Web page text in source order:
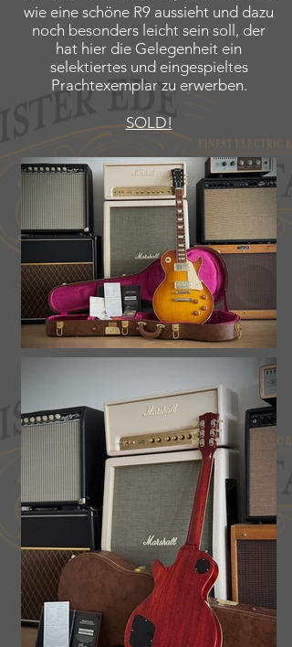
wie eine schöne R9 aussieht und dazu
noch besonders leicht sein soll, der
hat hier die Gelegenheit ein
selektiertes und eingespieltes
Prachtexemplar zu erwerben.
SOLD!